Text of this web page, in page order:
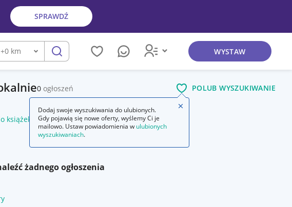
SPRAWDŹ
frazę
Odległość
+0 km szukaj WYSTAW
0 ogłoszeń POLUB WYSZUKIWANIE
książek papierowe metalowe zakładki do książek
żadnego ogłoszenia
Dodaj swoje wyszukiwania do ulubionych.
Gdy pojawią się nowe oferty, wyślemy Ci je
mailowo. Ustaw powiadomienia w ulubionych
wyszukiwaniach.
Zamknij wskazówkę